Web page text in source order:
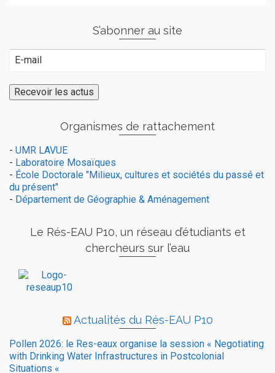
S’abonner au site
Organismes de rattachement
- UMR LAVUE
- Laboratoire Mosaïques
- École Doctorale "Milieux, cultures et sociétés du passé et
du présent"
- Département de Géographie & Aménagement
Le Rés-EAU P10, un réseau d’étudiants et
chercheurs sur l’eau
Actualités du Rés-EAU P10
Pollen 2026: le Res-eaux organise la session « Negotiating
with Drinking Water Infrastructures in Postcolonial
Situations «